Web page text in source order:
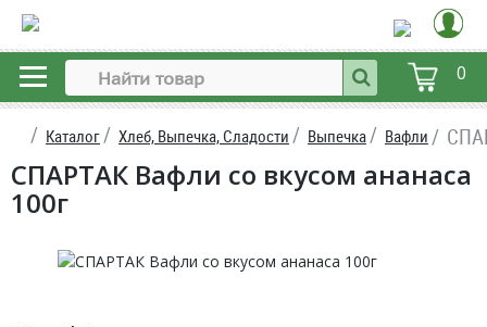
0
Каталог Хлеб, Выпечка, Сладости Выпечка Вафли
СПАРТАК Вафли со вкусом ананаса
100г